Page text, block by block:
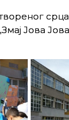
Јова